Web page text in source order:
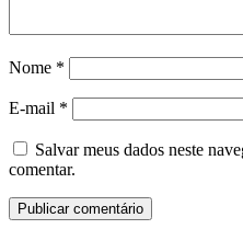
Nome *
E-mail *
Salvar meus dados neste
comentar.